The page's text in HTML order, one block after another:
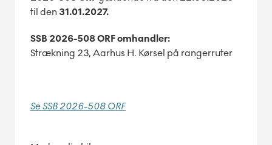
til den 31.01.2027.
SSB 2026-508 ORF omhandler:
Strækning 23, Aarhus H. Kørsel på rangerruter
Se SSB 2026-508 ORF